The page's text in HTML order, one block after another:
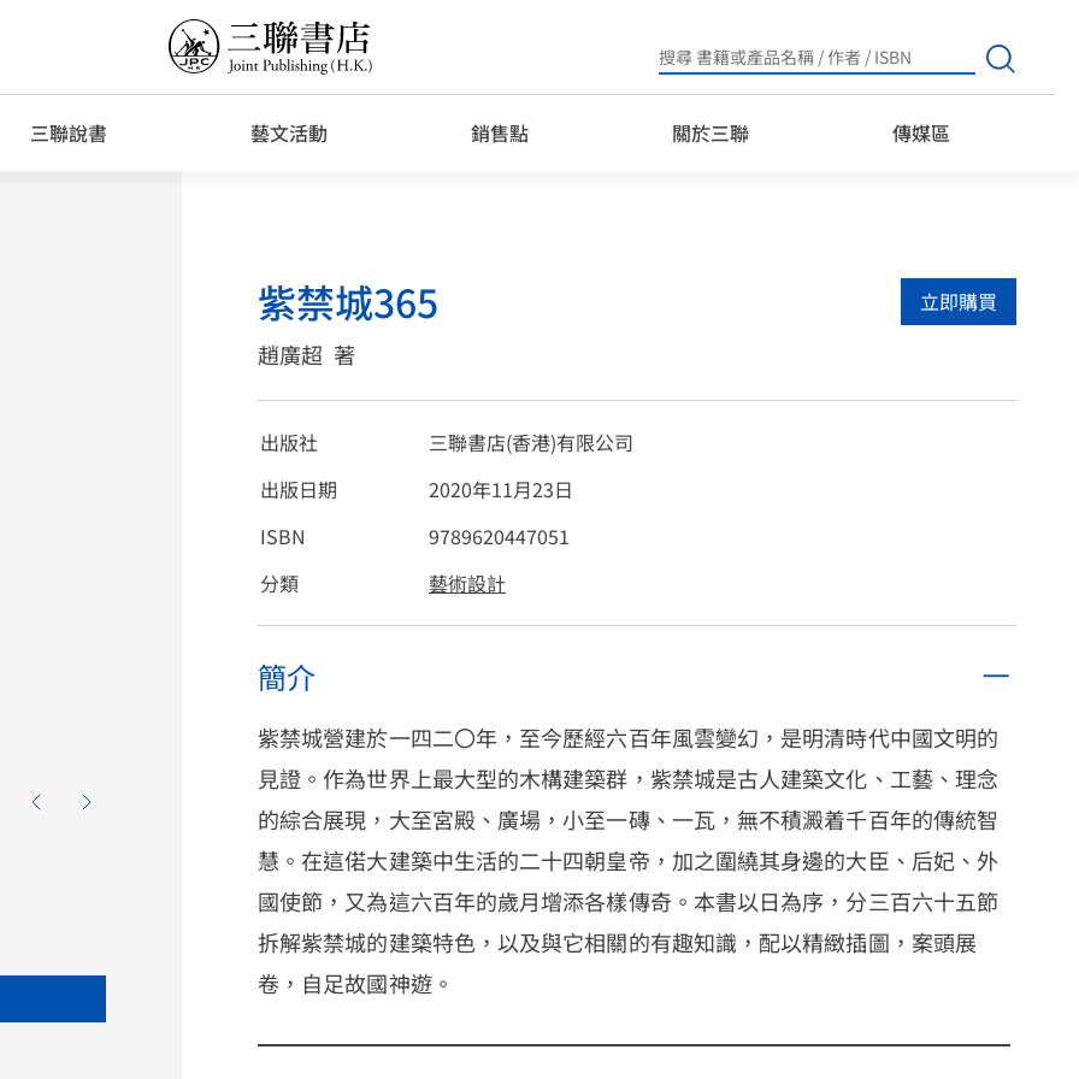
Search
for:
三聯說書 藝文活動 銷售點 關於三聯 傳媒區
紫禁城365
趙廣超 著
立即購買
出版社
三聯書店(香港)有限公司
出版日期
2020年11月23日
ISBN
9789620447051
分類
藝術設計
簡介
紫禁城營建於一四二〇年，至今歷經六百年風雲變幻，是明清時代中國文明的
見證。作為世界上最大型的木構建築群，紫禁城是古人建築文化、工藝、理念
的綜合展現，大至宮殿、廣場，小至一磚、一瓦，無不積澱着千百年的傳統智
慧。在這偌大建築中生活的二十四朝皇帝，加之圍繞其身邊的大臣、后妃、外
國使節，又為這六百年的歲月增添各樣傳奇。本書以日為序，分三百六十五節
拆解紫禁城的建築特色，以及與它相關的有趣知識，配以精緻插圖，案頭展
卷，自足故國神遊。